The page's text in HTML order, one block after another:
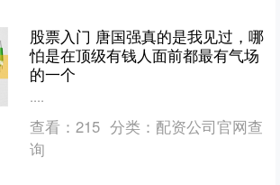
股票入门 唐国强真的是我见过，哪
怕是在顶级有钱人面前都最有气场
的一个
....
查看： 215 分类： 配资公司官网查
询